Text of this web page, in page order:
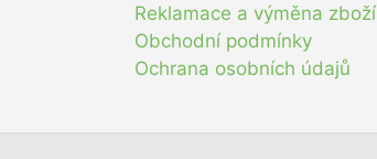
Reklamace a výměna zboží
Obchodní podmínky
Ochrana osobních údajů